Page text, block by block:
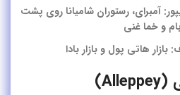
آمبرای، رستوران شامیانا روی پشت
و خما غنی
بازار هاتی پول و بازار بادا